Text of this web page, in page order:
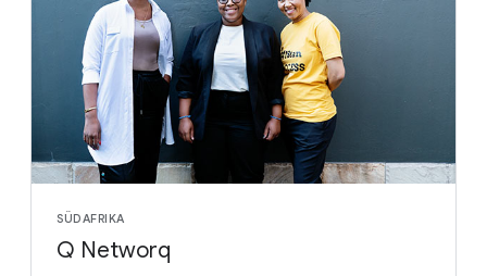
SÜDAFRIKA
Q Networq